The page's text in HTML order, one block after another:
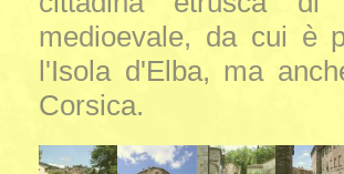
medioevale, da cui è
l'Isola d'Elba, ma
Corsica.